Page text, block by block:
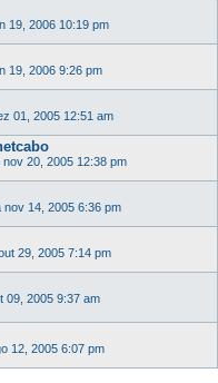
19, 2006 10:19 pm
19, 2006 9:26 pm
01, 2005 12:51 am
nov 20, 2005 12:38 pm
nov 14, 2005 6:36 pm
29, 2005 7:14 pm
09, 2005 9:37 am
12, 2005 6:07 pm